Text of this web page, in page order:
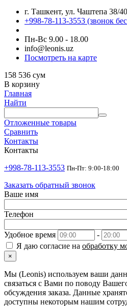
г. Ташкент, ул. Чаштепа 38/40
+998-78-113-3553 (звонок
Пн-Вс 9.00 - 18.00
info@leonis.uz
Посмотреть на карте
158 536 сум
В корзину
Главная
Найти
Отложенные товары
Сравнить
Контакты
Контакты
+998-78-113-3553 Пн-Пт: 9:00-18:00
Заказать обратный звонок
Ваше имя
Телефон
Удобное время
-
Я даю согласие на обработку
×
Мы (Leonis) используем ваши
связаться с Вами по поводу
обсуждения заказа. Данные
доступны некоторым нашим